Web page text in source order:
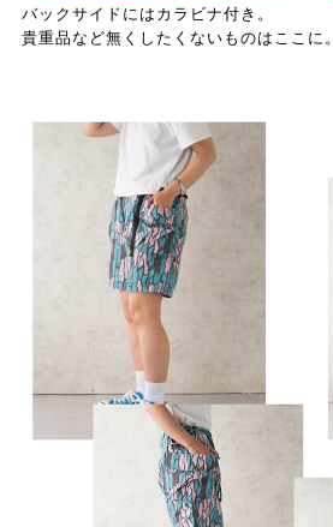
バックサイドにはカラビナ付き。
貴重品など無くしたくないものはここに。